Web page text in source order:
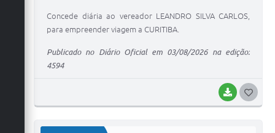
BAIXAR
Concede diária ao vereador LEANDRO SILVA CARLOS,
para empreender viagem a CURITIBA.
Publicado no Diário Oficial em 03/08/2026 na edição:
4594